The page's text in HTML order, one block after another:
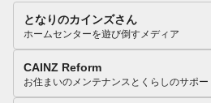
となりのカインズさん
ホームセンターを遊び倒すメディア
CAINZ Reform
お住まいのメンテナンスとくらしのサポー